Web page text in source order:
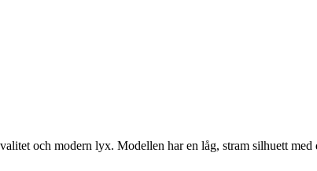
och modern lyx. Modellen har en låg, stram silhuett